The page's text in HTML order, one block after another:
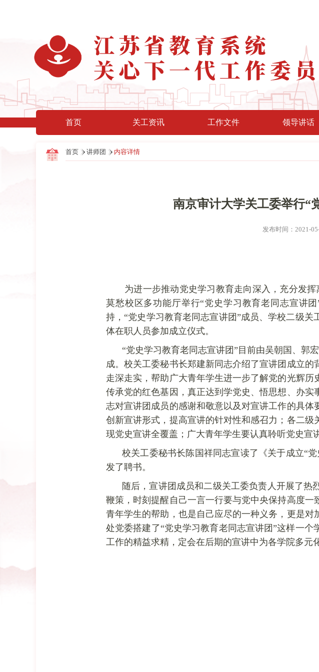
首页 关工资讯 工作文件 领导讲话
首页 讲师团 内容详情
南京审计大学关工委举行“
发布时间：2021-
为进一步推动党史学习教育走向深入，充分发
莫愁校区多功能厅举行“党史学习教育老同志宣讲
持，“党史学习教育老同志宣讲团”成员、学校二级
体在职人员参加成立仪式。
“党史学习教育老同志宣讲团”目前由吴朝国、郭
成。校关工委秘书长郑建新同志介绍了宣讲团成立
走深走实，帮助广大青年学生进一步了解党的光辉历
传承党的红色基因，真正达到学党史、悟思想、办
志对宣讲团成员的感谢和敬意以及对宣讲工作的具体
创新宣讲形式，提高宣讲的针对性和感召力；各二
现党史宣讲全覆盖；广大青年学生要认真聆听党史宣
校关工委秘书长陈国祥同志宣读了《关于成立“
发了聘书。
随后，宣讲团成员和二级关工委负责人开展了
鞭策，时刻提醒自己一言一行要与党中央保持高度
青年学生的帮助，也是自己应尽的一种义务，更是
处党委搭建了“党史学习教育老同志宣讲团”这样一
工作的精益求精，定会在后期的宣讲中为各学院多元